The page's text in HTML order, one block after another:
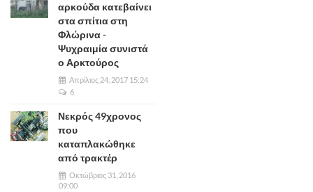
αρκούδα κατεβαίνει
στα σπίτια στη
Φλώρινα -
Ψυχραιμία συνιστά
ο Αρκτούρος
Απρίλιος 24, 2017 15:24
6
Νεκρός 49χρονος
που
καταπλακώθηκε
από τρακτέρ
Οκτώβριος 31, 2016
09:00